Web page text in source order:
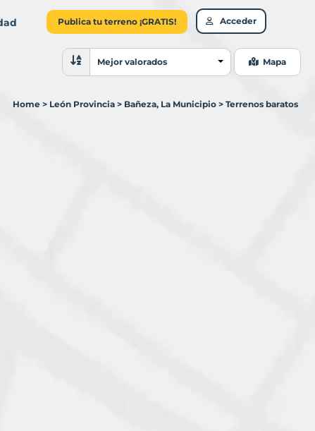
Publica tu terreno ¡GRATIS! Acceder
Ordenar resultados
Mejor valorados Mapa
Home > León Provincia > Bañeza, La Municipio > Terrenos baratos